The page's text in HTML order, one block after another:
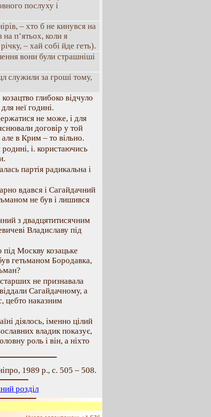
послуху і
– хто б не кинувся на
п’ятьох, коли я
– хай собі йде геть).
вони були страшніші
служили за гроші тому,
глибоко відчуло
неї годині.
не може, і для
договір у той
в Крим – то вільно.
і. користаючись
партія радикальна і
вдався і Сагайдачний
не був і лишився
з двадцятитисячним
Владиславу під
Москву козацьке
гетьманом Бородавка,
не признавала
Сагайдачному, а
цебто наказним
діялось, іменно цілий
владик показує,
роль і він, а ніхто
1989 р., с. 505 – 508.
розділ